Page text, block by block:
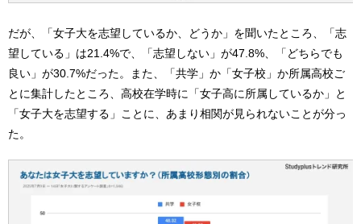
だが、「女子大を志望しているか、どうか」を聞いたところ、「志
望している」は21.4%で、「志望しない」が47.8%、「どちらでも
良い」が30.7%だった。また、「共学」か「女子校」か所属高校ご
とに集計したところ、高校在学時に「女子高に所属しているか」と
「女子大を志望する」ことに、あまり相関が見られないことが分っ
た。